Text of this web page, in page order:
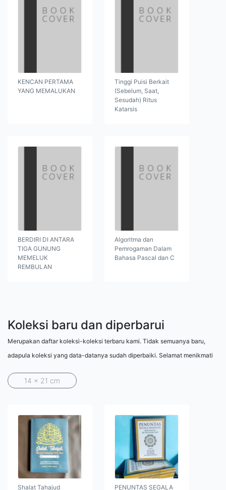
KENCAN PERTAMA
YANG MEMALUKAN
Tinggi Puisi Berkait
(Sebelum, Saat,
Sesudah) Ritus
Katarsis
BERDIRI DI ANTARA
TIGA GUNUNG
MEMELUK
REMBULAN
Algoritma dan
Pemrogaman Dalam
Bahasa Pascal dan C
Koleksi baru dan diperbarui
Merupakan daftar koleksi-koleksi terbaru kami. Tidak semuanya baru,
adapula koleksi yang data-datanya sudah diperbaiki. Selamat menikmati
14 x 21 cm
Shalat Tahajud PENUNTAS SEGALA